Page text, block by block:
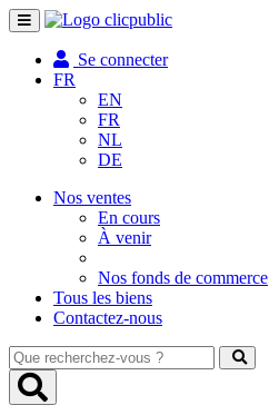
Toggle
navigation
Se connecter
FR
EN
FR
NL
DE
Nos ventes
En cours
À venir
Nos fonds de commerce
Tous les biens
Contactez-nous
Que
recherchez-
vous